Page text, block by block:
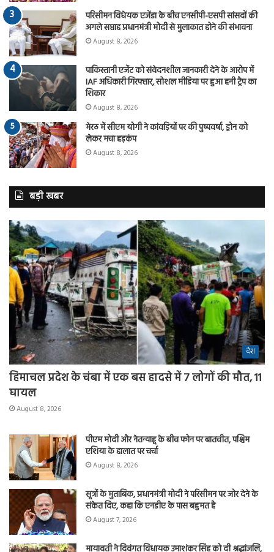
परिसीमन विधेयक एजेंडा के बीच एनसीपी-एसपी सांसदों की
अगले सप्ताह प्रधानमंत्री मोदी से मुलाकात होने की संभावना
August 8, 2026
पाकिस्तानी एजेंट को संवेदनशील जानकारी देने के आरोप में
IAF अधिकारी गिरफ्तार, सोशल मीडिया पर हुआ हनी ट्रैप का
शिकार
August 8, 2026
मेरठ में सीएम योगी ने कांवड़ियों पर की पुष्पवर्षा, ड्रोन को
लेकर मचा हड़कंप
August 8, 2026
बड़ी खबर
देश
हिमाचल प्रदेश के चंबा में एक बस हादसे में 7 लोगों की मौत, 11
घायल
August 8, 2026
पीएम मोदी और नेतन्याहू के बीच फोन पर बातचीत, पश्चिम
एशिया के हालात पर चर्चा
August 8, 2026
सूत्रों के मुताबिक, प्रधानमंत्री मोदी ने परिसीमन पर जोर देने के
संकेत दिए, कहा कि एनडीए के पास बहुमत है
August 7, 2026
मायावती ने दिवंगत विधायक उमाशंकर सिंह को दी श्रद्धांजलि,